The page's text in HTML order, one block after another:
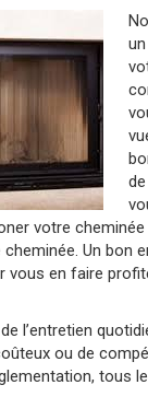
votre
Un bon
vous en faire
l’entretien
ou de
tous